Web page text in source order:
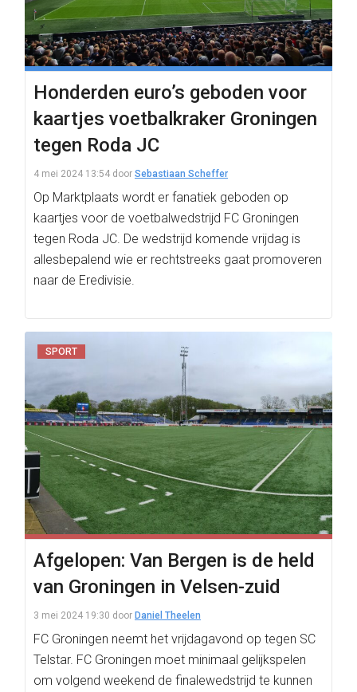
Honderden euro’s geboden voor
kaartjes voetbalkraker Groningen
tegen Roda JC
4 mei 2024 13:54 door Sebastiaan Scheffer
Op Marktplaats wordt er fanatiek geboden op
kaartjes voor de voetbalwedstrijd FC Groningen
tegen Roda JC. De wedstrijd komende vrijdag is
allesbepalend wie er rechtstreeks gaat promoveren
naar de Eredivisie.
SPORT
Afgelopen: Van Bergen is de held
van Groningen in Velsen-zuid
3 mei 2024 19:30 door Daniel Theelen
FC Groningen neemt het vrijdagavond op tegen SC
Telstar. FC Groningen moet minimaal gelijkspelen
om volgend weekend de finalewedstrijd te kunnen